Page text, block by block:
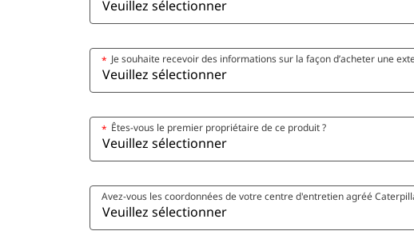
Je souhaite recevoir des informations sur la façon d’acheter une
*
Êtes-vous le premier propriétaire de ce produit ?
*
Avez-vous les coordonnées de votre centre d'entretien agréé